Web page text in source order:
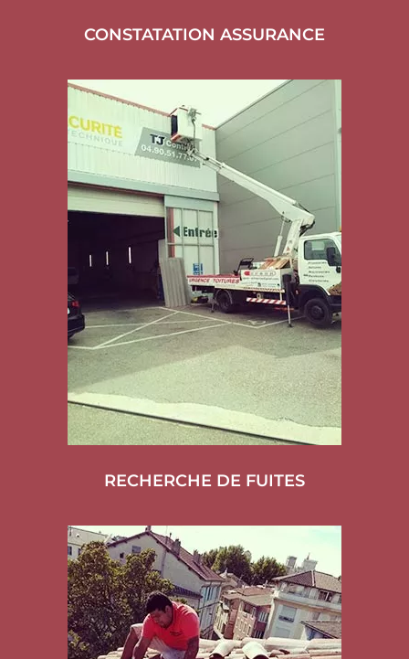
CONSTATATION ASSURANCE
RECHERCHE DE FUITES